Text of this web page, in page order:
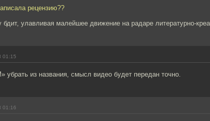
рецензию??
улавливая малейшее движение на радаре литературно-
01:15
убрать из названия, смысл видео будет передан точно.
01:16